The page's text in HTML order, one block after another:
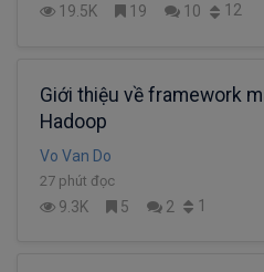
19.5K 19 10 12
Giới thiệu về framework
Hadoop
Vo Van Do
27 phút đọc
9.3K 5 2 1